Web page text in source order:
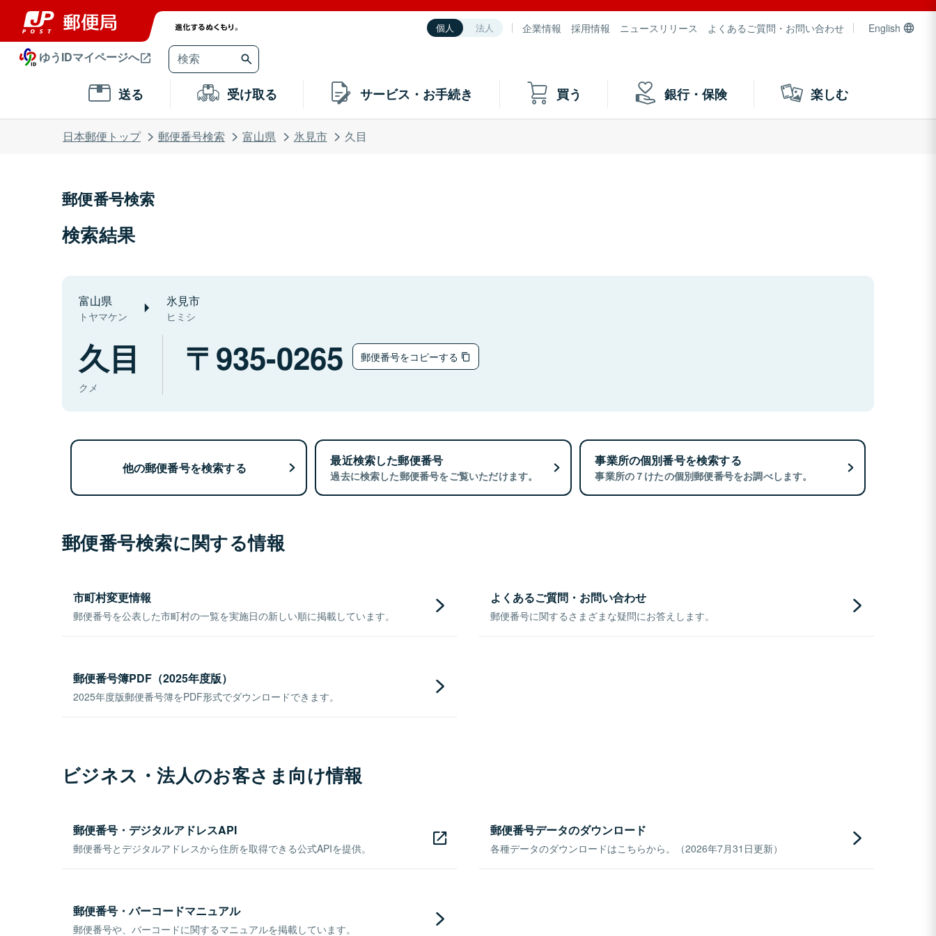
個人 法人 企業情報 採用情報 ニュースリリース よくあるご質問・お問い合わせ English
ゆうIDマイページへ
送る 受け取る サービス・お手続き 買う 銀行・保険 楽しむ
日本郵便トップ 郵便番号検索 富山県 氷見市 久目
郵便番号検索
検索結果
富山県
トヤマケン
氷見市
ヒミシ
久目
クメ
935-0265 郵便番号をコピーする
他の郵便番号を検索する 最近検索した郵便番号
過去に検索した郵便番号をご覧いただけます。
事業所の個別番号を検索する
事業所の７けたの個別郵便番号をお調べします。
郵便番号検索に関する情報
市町村変更情報
郵便番号を公表した市町村の一覧を実施日の新しい順に掲載しています。
よくあるご質問・お問い合わせ
郵便番号に関するさまざまな疑問にお答えします。
郵便番号簿PDF（2025年度版）
2025年度版郵便番号簿をPDF形式でダウンロードできます。
ビジネス・法人のお客さま向け情報
郵便番号・デジタルアドレスAPI
郵便番号とデジタルアドレスから住所を取得できる公式APIを提供。
郵便番号データのダウンロード
各種データのダウンロードはこちらから。（2026年7月31日更新）
郵便番号・バーコードマニュアル
郵便番号や、バーコードに関するマニュアルを掲載しています。